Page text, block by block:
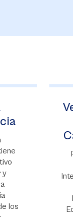
de
o
de
(IB) y
(CIE).